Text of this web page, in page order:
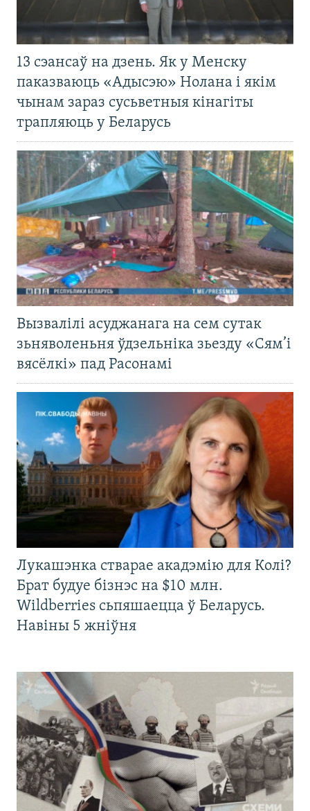
13 сэансаў на дзень. Як у Менску
паказваюць «Адысэю» Нолана і якім
чынам зараз сусьветныя кінагіты
трапляюць у Беларусь
Вызвалілі асуджанага на сем сутак
зьняволеньня ўдзельніка зьезду «Сям’і
вясёлкі» пад Расонамі
Лукашэнка стварае акадэмію для Колі?
Брат будуе бізнэс на $10 млн.
Wildberries сьпяшаецца ў Беларусь.
Навіны 5 жніўня